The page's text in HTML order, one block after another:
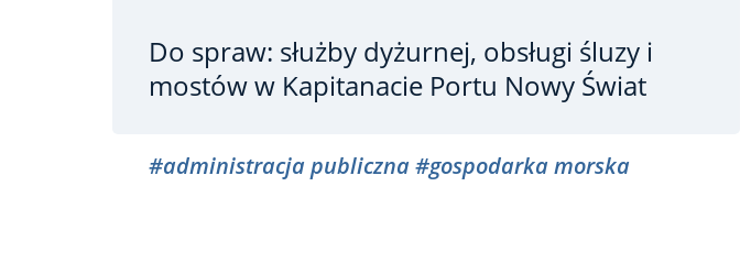
Do spraw: służby dyżurnej, obsługi śluzy i
mostóww Kapitanacie Portu Nowy Świat
#administracja publiczna#gospodarka morska